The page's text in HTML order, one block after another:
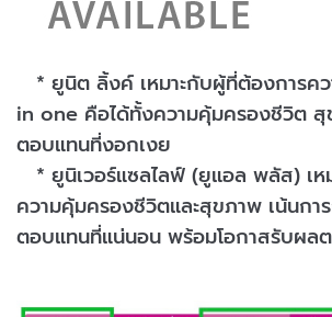
* ยูนิต ลิ้งค์ เหมาะกับผู้ที่ต้องการค
in one คือได้ทั้งความคุ้มครองชีวิต สุ
ตอบแทนที่งอกเงย
* ยูนิเวอร์แซลไลฟ์ (ยูแอล พลัส) เห
ความคุ้มครองชีวิตและสุขภาพ เน้นกา
ตอบแทนที่แน่นอน พร้อมโอกาสรับผล